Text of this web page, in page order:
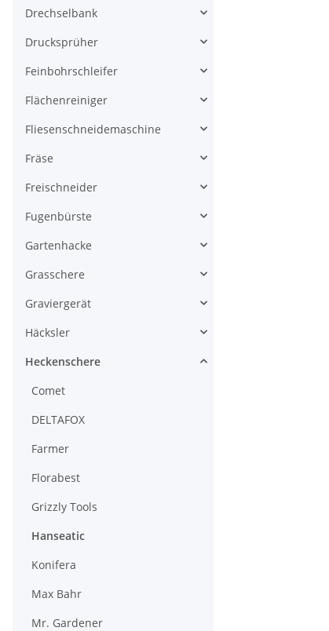
Drechselbank
Drucksprüher
Feinbohrschleifer
Flächenreiniger
Fliesenschneidemaschine
Fräse
Freischneider
Fugenbürste
Gartenhacke
Grasschere
Graviergerät
Häcksler
Heckenschere
Comet
DELTAFOX
Farmer
Florabest
Grizzly Tools
Hanseatic
Konifera
Max Bahr
Mr. Gardener